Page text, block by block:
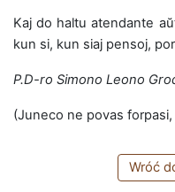
Kaj do haltu atendante
kun si, kun siaj pensoj,
P.D-ro Simono Leono
(Juneco ne povas forpasi,
Wróć